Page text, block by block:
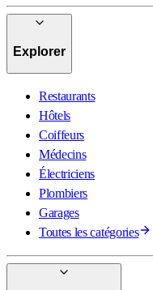
Explorer
Restaurants
Hôtels
Coiffeurs
Médecins
Électriciens
Plombiers
Garages
Toutes les catégories